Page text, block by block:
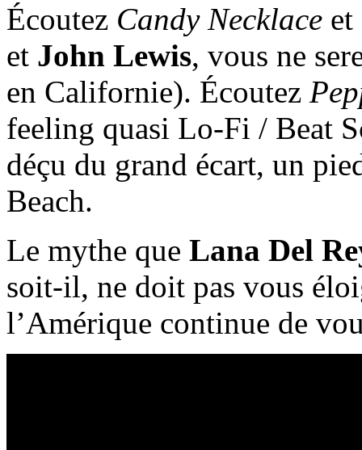
Écoutez Candy Necklace
et John Lewis, vous ne
en Californie). Écoutez
feeling quasi Lo-Fi / Beat
déçu du grand écart, un
Beach.
Le mythe que Lana Del
soit-il, ne doit pas vous
l’Amérique continue de